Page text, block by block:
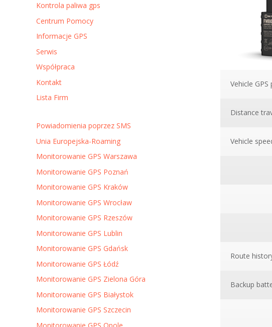
Kontrola paliwa gps
Centrum Pomocy
Informacje GPS
Serwis
Współpraca
Kontakt
Lista Firm
Powiadomienia poprzez SMS
Unia Europejska-Roaming
Monitorowanie GPS Warszawa
Monitorowanie GPS Poznań
Monitorowanie GPS Kraków
Monitorowanie GPS Wrocław
Monitorowanie GPS Rzeszów
Monitorowanie GPS Lublin
Monitorowanie GPS Gdańsk
Monitorowanie GPS Łódź
Monitorowanie GPS Zielona Góra
Monitorowanie GPS Białystok
Monitorowanie GPS Szczecin
Monitorowanie GPS Opole
Vehicle
Distance
Vehicle
Route
Backup